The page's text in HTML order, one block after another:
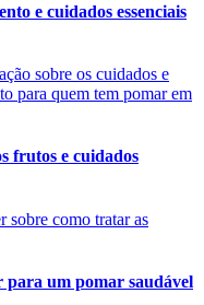
e cuidados essenciais
frutos e cuidados
para um pomar saudável